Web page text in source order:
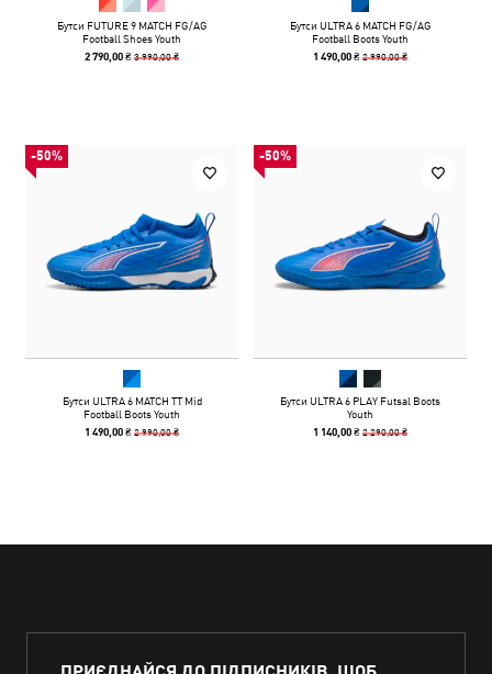
Бутси FUTURE 9 MATCH FG/AG
Football Shoes Youth
2 790,00 ₴3 990,00 ₴
Бутси ULTRA 6 MATCH FG/AG
Football Boots Youth
1 490,00 ₴2 990,00 ₴
-50%
Бутси ULTRA 6 MATCH TT Mid
Football Boots Youth
1 490,00 ₴2 990,00 ₴
-50%
Бутси ULTRA 6 PLAY Futsal Boots
Youth
1 140,00 ₴2 290,00 ₴